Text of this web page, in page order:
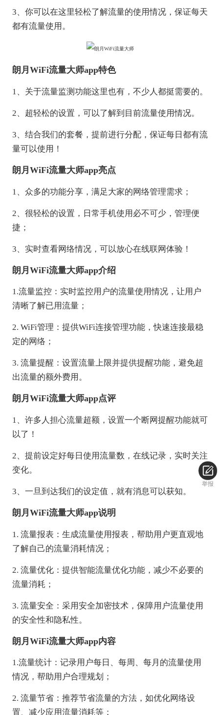
3、你可以在这里轻松了解流量的使用情况，保证每天
都有流量使用。
朗月WiFi流量大师app特色
1、关于流量监测功能这里也有，不少人都挺需要的。
2、超轻松的设置，可以了解到目前流量使用情况。
3、结合我们的套餐，提前进行分配，保证每日都有流
量可以使用！
朗月WiFi流量大师app亮点
1、众多的功能分享，满足大家的网络管理需求；
2、很轻松的设置，日常手机使用必不可少，管理便
捷；
3、实时查看网络情况，可以放心在线联网体验！
朗月WiFi流量大师app介绍
1.流量监控：实时监控用户的流量使用情况，让用户
清晰了解已用流量；
2. WiFi管理：提供WiFi连接管理功能，快速连接最稳
定的网络；
3. 流量提醒：设置流量上限并提供提醒功能，避免超
出流量的额外费用。
朗月WiFi流量大师app点评
1、许多人担心流量超额，设置一个断网提醒功能就可
以了！
2、提前设定好每日使用流量数，在线记录，实时关注
变化。
3、一旦到达我们的设定值，就有消息可以获知。
朗月WiFi流量大师app说明
1. 流量报表：生成流量使用报表，帮助用户更直观地
了解自己的流量消耗情况；
2. 流量优化：提供智能流量优化功能，减少不必要的
流量消耗；
3. 流量安全：采用安全加密技术，保障用户流量使用
的安全性和隐私性。
朗月WiFi流量大师app内容
1.流量统计：记录用户每日、每周、每月的流量使用
情况，帮助用户合理规划；
2. 流量节省：推荐节省流量的方法，如优化网络设
置、减少应用流量消耗等；
举报